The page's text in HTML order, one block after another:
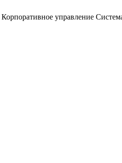
Корпоративное управление